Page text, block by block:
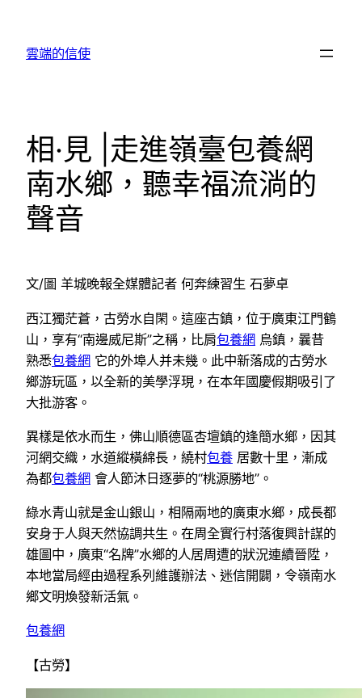
雲端的信使
相·見 |走進嶺臺包養網
南水鄉，聽幸福流淌的
聲音
文/圖 羊城晚報全媒體記者 何奔練習生 石夢卓
西江獨茫蒼，古勞水自閑。這座古鎮，位于廣東江門鶴
山，享有“南邊威尼斯”之稱，比肩包養網 烏鎮，曩昔
熟悉包養網 它的外埠人并未幾。此中新落成的古勞水
鄉游玩區，以全新的美學浮現，在本年國慶假期吸引了
大批游客。
異樣是依水而生，佛山順德區杏壇鎮的逢簡水鄉，因其
河網交織，水道縱橫綿長，繞村包養 居數十里，漸成
為都包養網 會人節沐日逐夢的“桃源勝地”。
綠水青山就是金山銀山，相隔兩地的廣東水鄉，成長都
安身于人與天然協調共生。在周全實行村落復興計謀的
雄圖中，廣東“名牌”水鄉的人居周遭的狀況連續晉陞，
本地當局經由過程系列維護辦法、迷信開闢，令嶺南水
鄉文明煥發新活氣。
包養網
【古勞】